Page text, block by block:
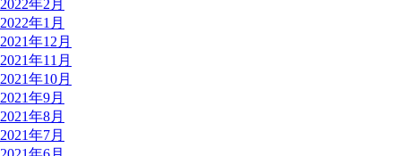
2022年2月
2022年1月
2021年12月
2021年11月
2021年10月
2021年9月
2021年8月
2021年7月